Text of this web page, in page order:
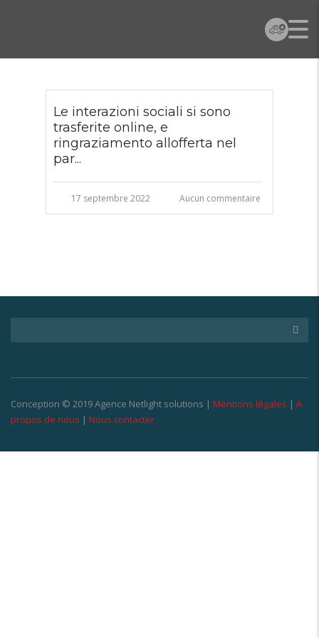
Le interazioni sociali si sono
trasferite online, e
ringraziamento allofferta nel
par...
17 septembre 2022 Aucun commentaire
Conception © 2019 Agence Netlight solutions | Mentions légales | A
propos de nous | Nous contacter